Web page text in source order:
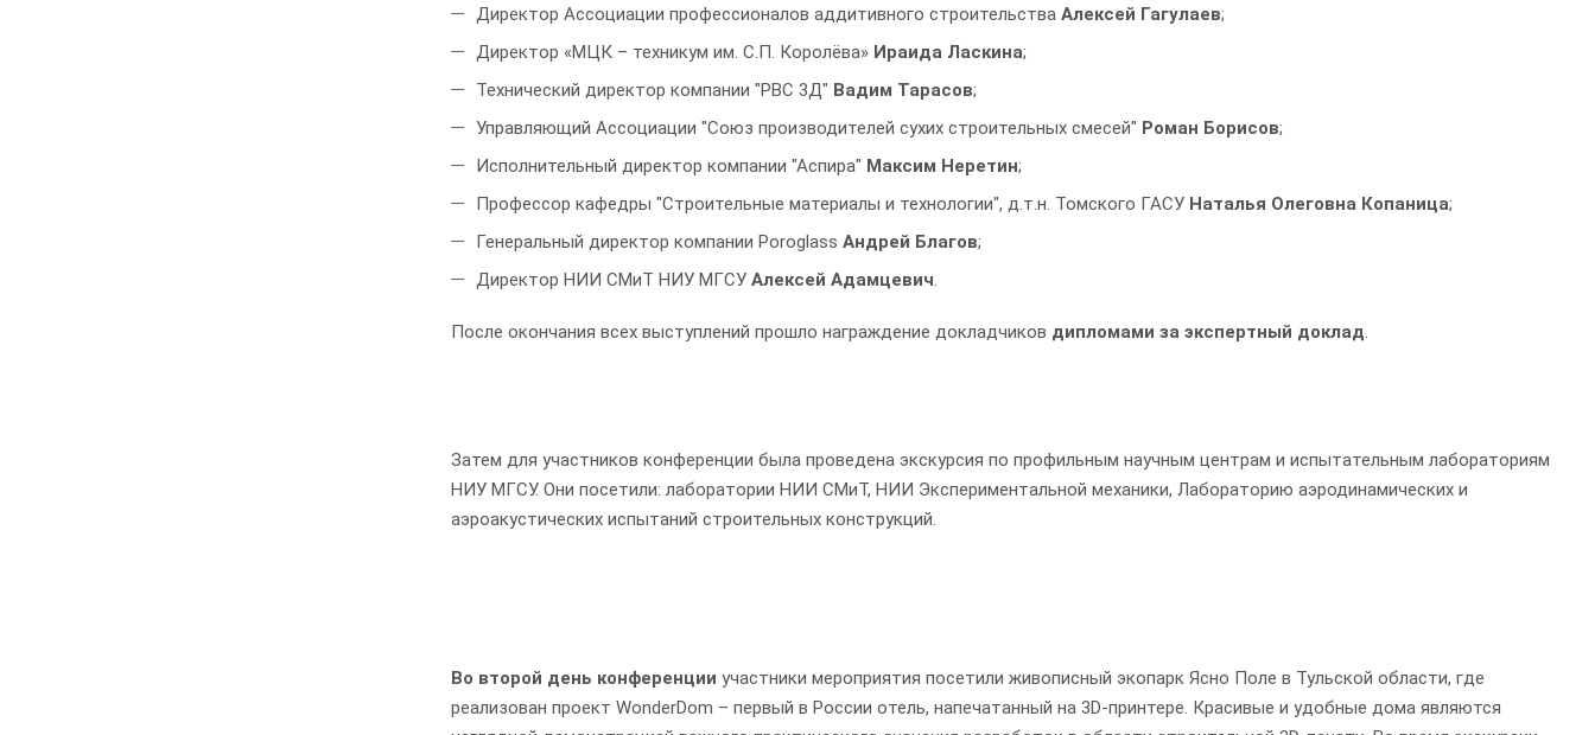
Директор Ассоциации профессионалов аддитивного строительства Алексей Гагулаев;
Директор «МЦК – техникум им. С.П. Королёва» Ираида Ласкина;
Технический директор компании "РВС 3Д" Вадим Тарасов;
Управляющий Ассоциации "Союз производителей сухих строительных смесей" Роман Борисов;
Исполнительный директор компании "Аспира" Максим Неретин;
Профессор кафедры "Строительные материалы и технологии", д.т.н. Томского ГАСУ Наталья Олеговна Копаница;
Генеральный директор компании Poroglass Андрей Благов;
Директор НИИ СМиТ НИУ МГСУ Алексей Адамцевич.
После окончания всех выступлений прошло награждение докладчиков дипломами за экспертный доклад.
Затем для участников конференции была проведена экскурсия по профильным научным центрам и испытательным лабораториям
НИУ МГСУ. Они посетили: лаборатории НИИ СМиТ, НИИ Экспериментальной механики, Лабораторию аэродинамических и
аэроакустических испытаний строительных конструкций.
Во второй день конференции участники мероприятия посетили живописный экопарк Ясно Поле в Тульской области, где
реализован проект WonderDom – первый в России отель, напечатанный на 3D-принтере. Красивые и удобные дома являются